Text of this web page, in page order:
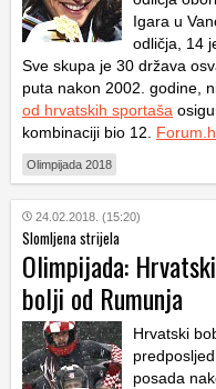
Igara u
odličja, 14
Sve skupa je 30 država
puta nakon 2002. godine,
od hrvatskih sportaša
kombinaciji bio 12.
Olimpijada 2018
24.02.2018. (15:20)
Slomljena strijela
Olimpijada:
bolji od Rumunja
Hrvatski
posada